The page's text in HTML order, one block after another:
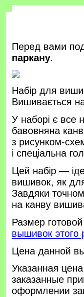
Перед вами
паркану.
Набір для
Вишивається
У наборі є все
бавовняна
з рисунком-
і спеціальна
Цей набір —
вишивок, як
Завдяки
на канву
Размер
вышивок этого
Цена данной
Указанная
заказанные
оформлении